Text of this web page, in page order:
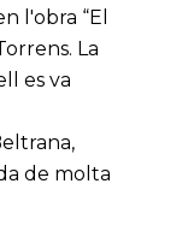
l'obra “El
La
es va
de molta